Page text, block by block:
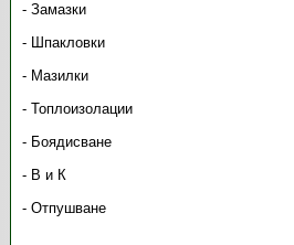
- Замазки
- Шпакловки
- Мазилки
- Топлоизолации
- Боядисване
- В и К
- Отпушване